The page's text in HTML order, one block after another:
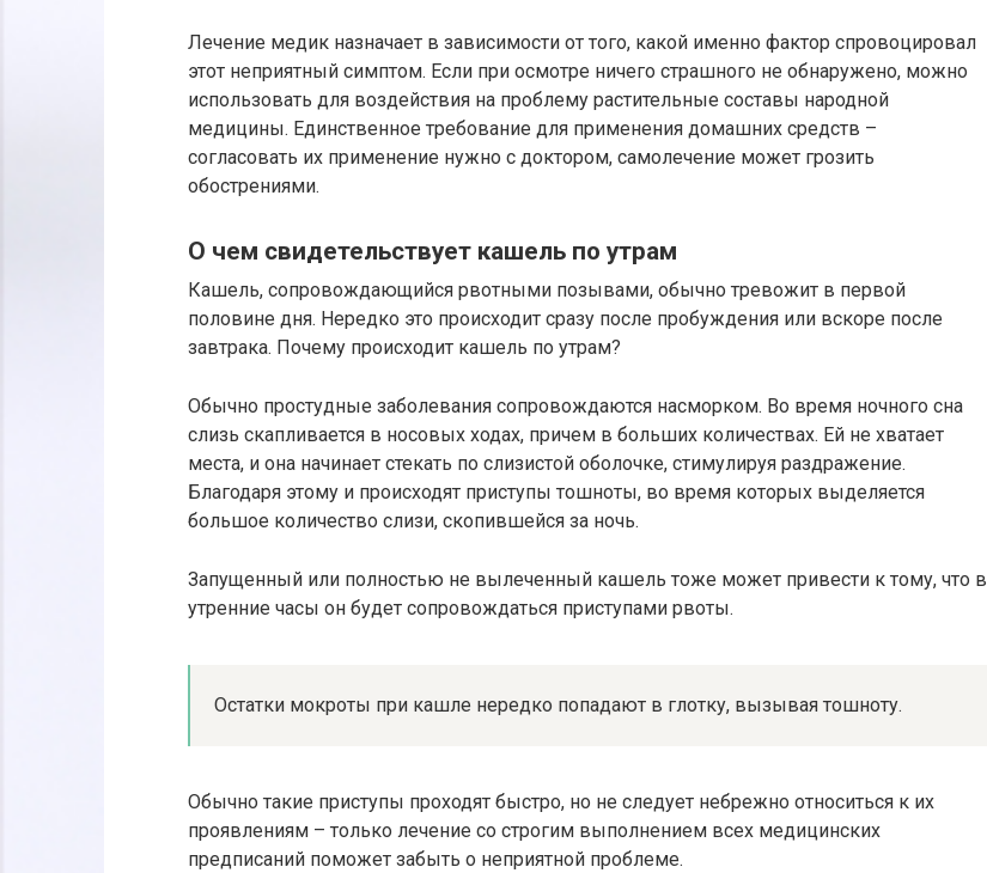
Лечение медик назначает в зависимости от того, какой именно фактор спровоцировал
этот неприятный симптом. Если при осмотре ничего страшного не обнаружено, можно
использовать для воздействия на проблему растительные составы народной
медицины. Единственное требование для применения домашних средств –
согласовать их применение нужно с доктором, самолечение может грозить
обострениями.
О чем свидетельствует кашель по утрам
Кашель, сопровождающийся рвотными позывами, обычно тревожит в первой
половине дня. Нередко это происходит сразу после пробуждения или вскоре после
завтрака. Почему происходит кашель по утрам?
Обычно простудные заболевания сопровождаются насморком. Во время ночного сна
слизь скапливается в носовых ходах, причем в больших количествах. Ей не хватает
места, и она начинает стекать по слизистой оболочке, стимулируя раздражение.
Благодаря этому и происходят приступы тошноты, во время которых выделяется
большое количество слизи, скопившейся за ночь.
Запущенный или полностью не вылеченный кашель тоже может привести к тому, что в
утренние часы он будет сопровождаться приступами рвоты.
Остатки мокроты при кашле нередко попадают в глотку, вызывая тошноту.
Обычно такие приступы проходят быстро, но не следует небрежно относиться к их
проявлениям – только лечение со строгим выполнением всех медицинских
предписаний поможет забыть о неприятной проблеме.